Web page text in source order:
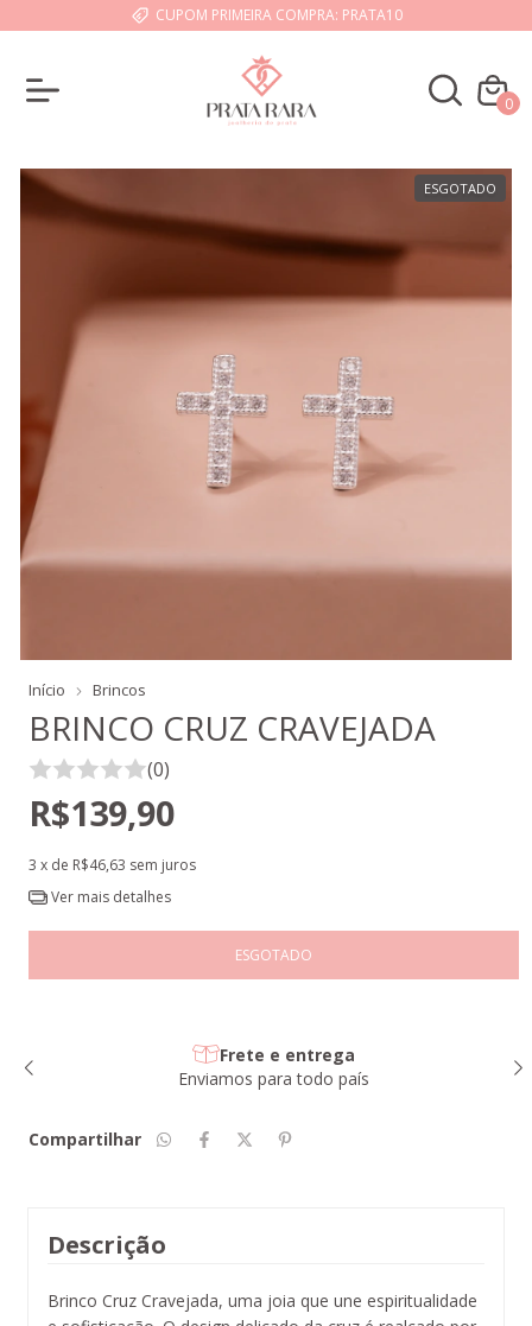
CUPOM PRIMEIRA COMPRA: PRATA10
0
ESGOTADO
Início Brincos
BRINCO CRUZ CRAVEJADA
(0)
R$139,90
3 x de R$46,63 sem juros
Ver mais detalhes
Frete e entrega
Enviamos para todo país
Compartilhar
Descrição
Brinco Cruz Cravejada, uma joia que une espiritualidade